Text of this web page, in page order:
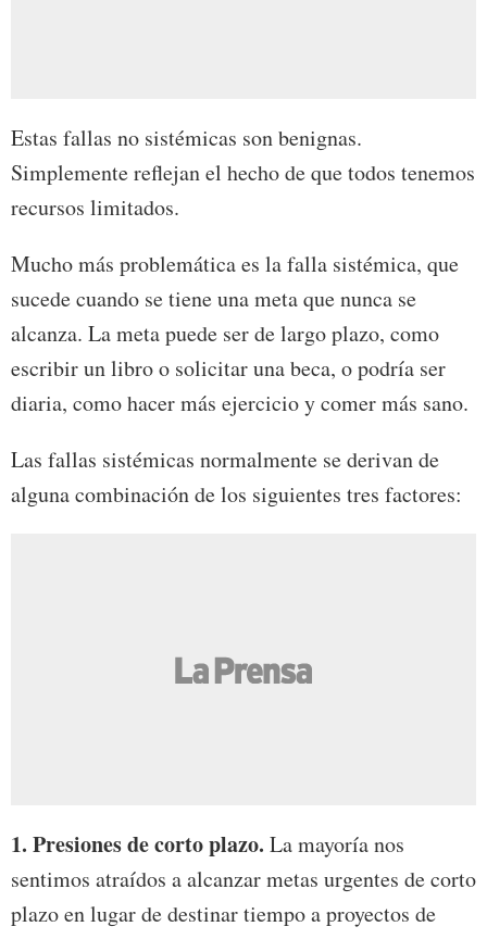
Estas fallas no sistémicas son benignas.
Simplemente reflejan el hecho de que todos tenemos
recursos limitados.
Mucho más problemática es la falla sistémica, que
sucede cuando se tiene una meta que nunca se
alcanza. La meta puede ser de largo plazo, como
escribir un libro o solicitar una beca, o podría ser
diaria, como hacer más ejercicio y comer más sano.
Las fallas sistémicas normalmente se derivan de
alguna combinación de los siguientes tres factores:
1. Presiones de corto plazo. La mayoría nos
sentimos atraídos a alcanzar metas urgentes de corto
plazo en lugar de destinar tiempo a proyectos de